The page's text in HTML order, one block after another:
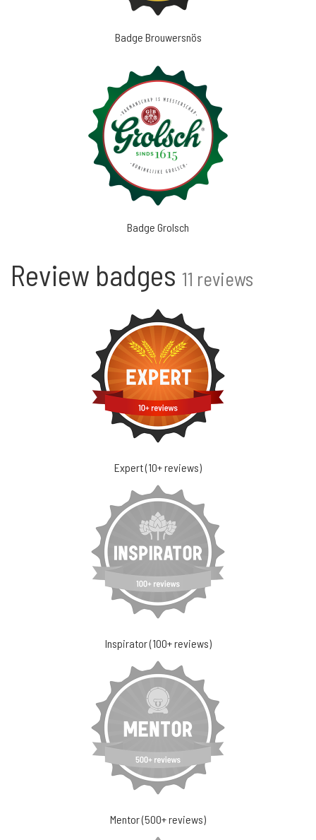
Badge Brouwersnös
Badge Grolsch
Review badges 11 reviews
Expert (10+ reviews)
Inspirator (100+ reviews)
Mentor (500+ reviews)